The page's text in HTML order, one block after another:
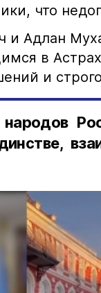
что
и Адлан
в
и